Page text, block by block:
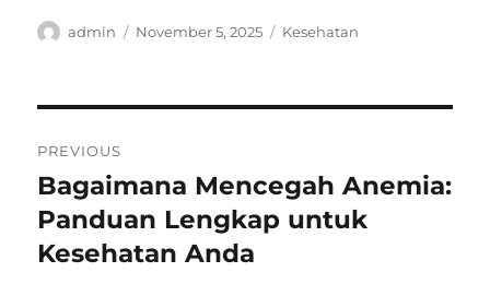
Author
admin
Posted
November 5, 2025 Categories
Kesehatan
navigation
PREVIOUS
Previous
post:
Bagaimana Mencegah Anemia:
Panduan Lengkap untuk
Kesehatan Anda